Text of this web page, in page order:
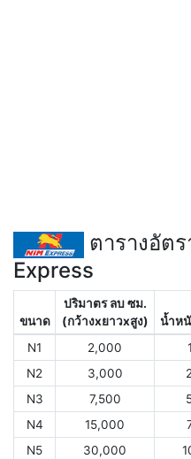
ตารางอัต
Express
ขนาด
ปริมาตร ลบ ซม.
(กว้างxยาวxสูง)
น้ำห
N1
2,000
N2
3,000
N3
7,500
N4
15,000
N5
30,000